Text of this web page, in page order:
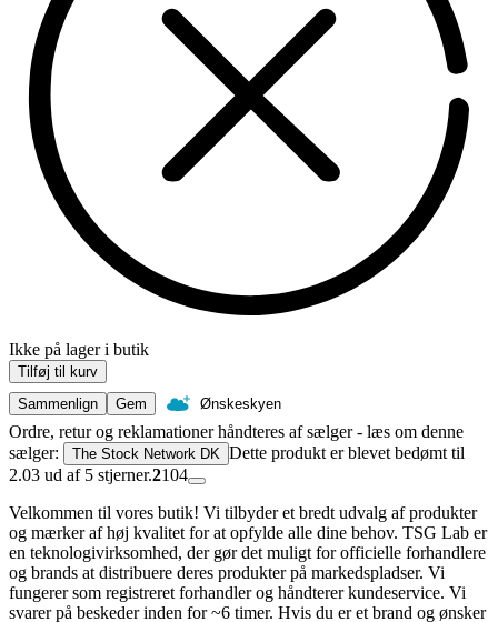
Ikke på lager i butik
Tilføj til kurv
Sammenlign
Gem Ønskeskyen
Ordre, retur og reklamationer håndteres af sælger - læs om denne
sælger:
The Stock Network DK Dette produkt er blevet bedømt til
2.03 ud af 5 stjerner.2104
Velkommen til vores butik! Vi tilbyder et bredt udvalg af produkter
og mærker af høj kvalitet for at opfylde alle dine behov. TSG Lab er
en teknologivirksomhed, der gør det muligt for officielle forhandlere
og brands at distribuere deres produkter på markedspladser. Vi
fungerer som registreret forhandler og håndterer kundeservice. Vi
svarer på beskeder inden for ~6 timer. Hvis du er et brand og ønsker